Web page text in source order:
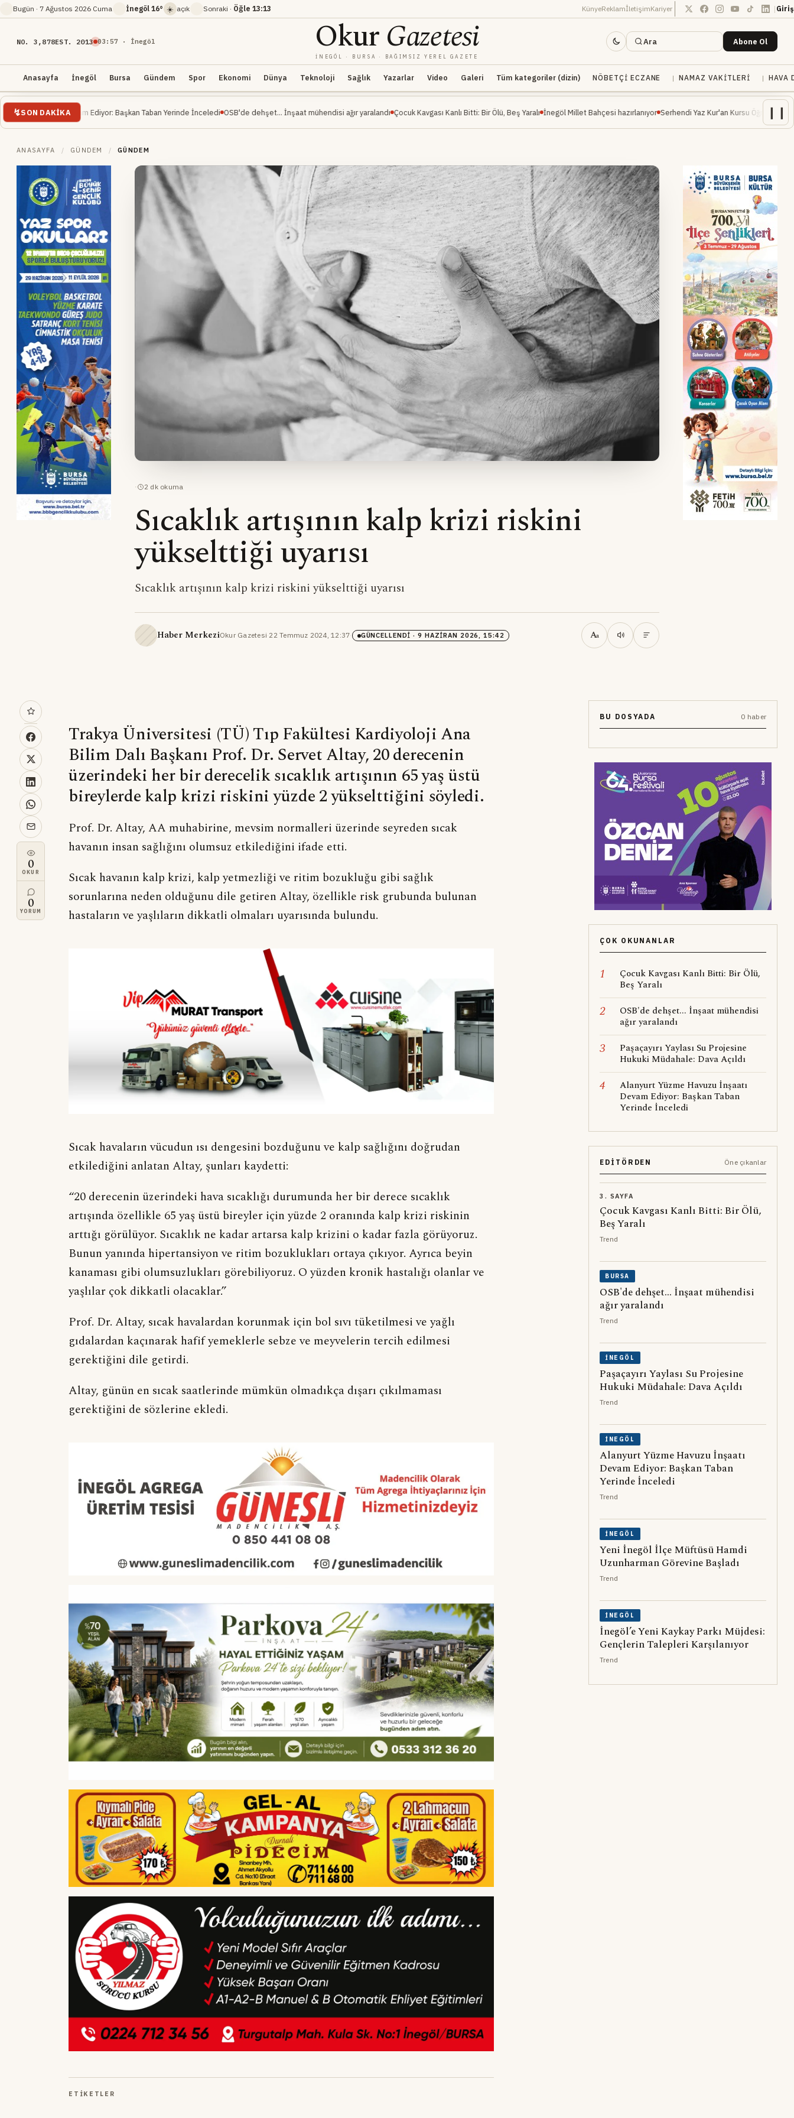
Bugün · 7 Ağustos 2026 Cuma İnegöl 16° ☀️ açık Sonraki · Öğle 13:13 KünyeReklamİletişimKariyer | Giriş
NO. 3,878EST. 2013 03 :57 · İnegöl OkurGazetesi
İNEGÖL · BURSA · BAĞIMSIZ YEREL GAZETE
Ara Abone Ol
Anasayfa İnegöl Bursa Gündem Spor Ekonomi Dünya Teknoloji Sağlık Yazarlar Video Galeri Tüm kategoriler (dizin) NÖBETÇI ECZANE NAMAZ VAKITLERI HAVA
SON DAKIKA
Devam Ediyor: Başkan Taban Yerinde İnceledi OSB'de dehşet... İnşaat mühendisi ağır yaralandı Çocuk Kavgası Kanlı Bitti: Bir Ölü, Beş Yaralı İnegöl Millet Bahçesi hazırlanıyor Serhendi Yaz Kur'an Kursu Öğrencileri Piknikte ❙❙
ANASAYFA / GÜNDEM / GÜNDEM
· 2 dk okuma
Sıcaklık artışının kalp krizi riskini
yükselttiği uyarısı
Sıcaklık artışının kalp krizi riskini yükselttiği uyarısı
Haber MerkeziOkur Gazetesi·22 Temmuz 2024, 12:37· GÜNCELLENDI · 9 HAZIRAN 2026, 15:42 Aa
0
OKUR
0
YORUM
Trakya Üniversitesi (TÜ) Tıp Fakültesi Kardiyoloji Ana
Bilim Dalı Başkanı Prof. Dr. Servet Altay, 20 derecenin
üzerindeki her bir derecelik sıcaklık artışının 65 yaş üstü
bireylerde kalp krizi riskini yüzde 2 yükselttiğini söyledi.
Prof. Dr. Altay, AA muhabirine, mevsim normalleri üzerinde seyreden sıcak
havanın insan sağlığını olumsuz etkilediğini ifade etti.
Sıcak havanın kalp krizi, kalp yetmezliği ve ritim bozukluğu gibi sağlık
sorunlarına neden olduğunu dile getiren Altay, özellikle risk grubunda bulunan
hastaların ve yaşlıların dikkatli olmaları uyarısında bulundu.
Sıcak havaların vücudun ısı dengesini bozduğunu ve kalp sağlığını doğrudan
etkilediğini anlatan Altay, şunları kaydetti:
“20 derecenin üzerindeki hava sıcaklığı durumunda her bir derece sıcaklık
artışında özellikle 65 yaş üstü bireyler için yüzde 2 oranında kalp krizi riskinin
arttığı görülüyor. Sıcaklık ne kadar artarsa kalp krizini o kadar fazla görüyoruz.
Bunun yanında hipertansiyon ve ritim bozuklukları ortaya çıkıyor. Ayrıca beyin
kanaması gibi olumsuzlukları görebiliyoruz. O yüzden kronik hastalığı olanlar ve
yaşlılar çok dikkatli olacaklar.”
Prof. Dr. Altay, sıcak havalardan korunmak için bol sıvı tüketilmesi ve yağlı
gıdalardan kaçınarak hafif yemeklerle sebze ve meyvelerin tercih edilmesi
gerektiğini dile getirdi.
Altay, günün en sıcak saatlerinde mümkün olmadıkça dışarı çıkılmaması
gerektiğini de sözlerine ekledi.
ETIKETLER
BU DOSYADA 0 haber
ÇOK OKUNANLAR
1
Çocuk Kavgası Kanlı Bitti: Bir Ölü,
Beş Yaralı
2
OSB'de dehşet... İnşaat mühendisi
ağır yaralandı
3
Paşaçayırı Yaylası Su Projesine
Hukuki Müdahale: Dava Açıldı
4
Alanyurt Yüzme Havuzu İnşaatı
Devam Ediyor: Başkan Taban
Yerinde İnceledi
EDITÖRDEN Öne çıkanlar
3. SAYFA
Çocuk Kavgası Kanlı Bitti: Bir Ölü,
Beş Yaralı
Trend
BURSA
OSB'de dehşet... İnşaat mühendisi
ağır yaralandı
Trend
İNEGÖL
Paşaçayırı Yaylası Su Projesine
Hukuki Müdahale: Dava Açıldı
Trend
İNEGÖL
Alanyurt Yüzme Havuzu İnşaatı
Devam Ediyor: Başkan Taban
Yerinde İnceledi
Trend
İNEGÖL
Yeni İnegöl İlçe Müftüsü Hamdi
Uzunharman Görevine Başladı
Trend
İNEGÖL
İnegöl’e Yeni Kaykay Parkı Müjdesi:
Gençlerin Talepleri Karşılanıyor
Trend